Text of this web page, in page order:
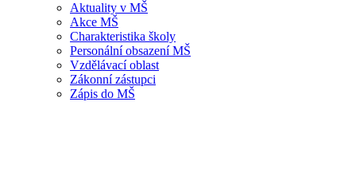
Aktuality v MŠ
Akce MŠ
Charakteristika školy
Personální obsazení MŠ
Vzdělávací oblast
Zákonní zástupci
Zápis do MŠ